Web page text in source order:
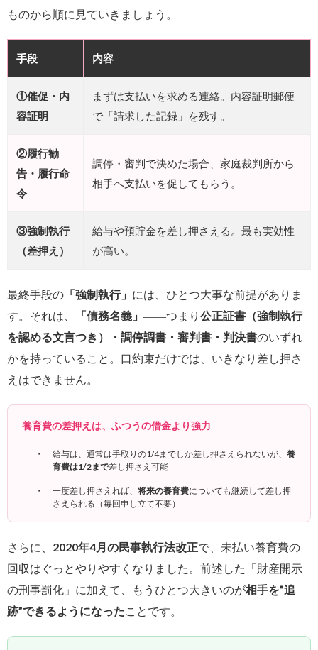
ものから順に見ていきましょう。
手段 内容
①催促・内
容証明
まずは支払いを求める連絡。内容証明郵便
で「請求した記録」を残す。
②履行勧
告・履行命
令
調停・審判で決めた場合、家庭裁判所から
相手へ支払いを促してもらう。
③強制執行
（差押え）
給与や預貯金を差し押さえる。最も実効性
が高い。
最終手段の 「強制執行」 には、ひとつ大事な前提がありま
す。それは、
「債務名義」 ――つまり 公正証書（強制執行
を認める文言つき）・調停調書・審判書・判決書のいずれ
かを持っていること。口約束だけでは、いきなり差し押さ
えはできません。
養育費の差押えは、ふつうの借金より強力
給与は、通常は手取りの1/4までしか差し押さえられないが、 養
育費は1/2まで差し押さえ可能
一度差し押さえれば、 将来の養育費についても継続して差し押
さえられる（毎回申し立て不要）
さらに、 2020年4月の民事執行法改正で、未払い養育費の
回収はぐっとやりやすくなりました。前述した「財産開示
の刑事罰化」に加えて、もうひとつ大きいのが相手を”追
跡”できるようになったことです。